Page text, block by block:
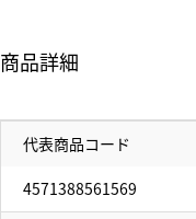
商品詳細
代表商品コード
4571388561569